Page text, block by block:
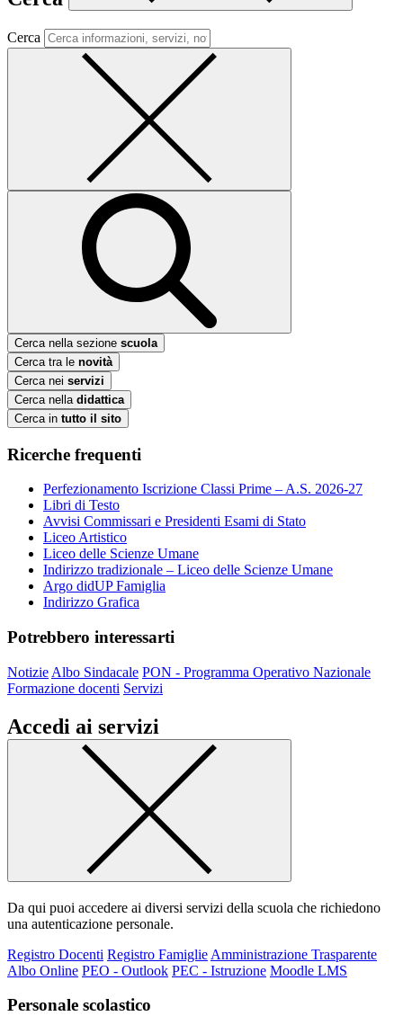
Cerca
Cerca nella sezione scuola
Cerca tra le novità
Cerca nei servizi
Cerca nella didattica
Cerca in tutto il sito
Ricerche frequenti
Perfezionamento Iscrizione Classi Prime – A.S. 2026-27
Libri di Testo
Avvisi Commissari e Presidenti Esami di Stato
Liceo Artistico
Liceo delle Scienze Umane
Indirizzo tradizionale – Liceo delle Scienze Umane
Argo didUP Famiglia
Indirizzo Grafica
Potrebbero interessarti
Notizie Albo Sindacale PON - Programma Operativo Nazionale
Formazione docenti Servizi
Accedi ai servizi
Da qui puoi accedere ai diversi servizi della scuola che richiedono
una autenticazione personale.
Registro Docenti Registro Famiglie Amministrazione Trasparente
Albo Online PEO - Outlook PEC - Istruzione Moodle LMS
Personale scolastico